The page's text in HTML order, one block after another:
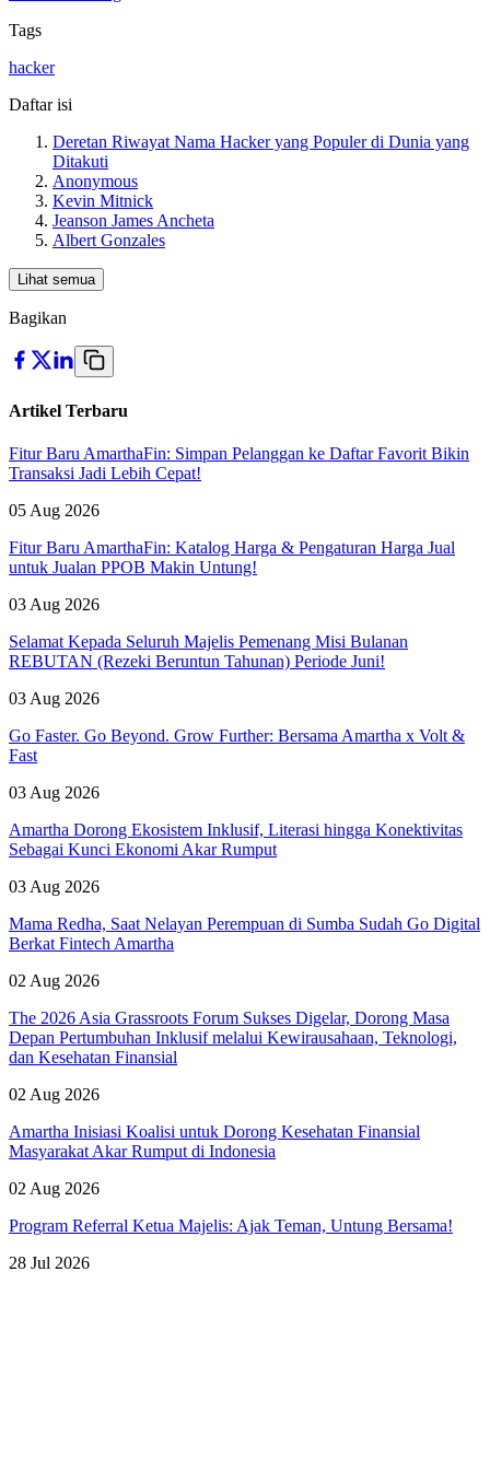
Tags
hacker
Daftar isi
Deretan Riwayat Nama Hacker yang Populer di Dunia yang
Ditakuti
Anonymous
Kevin Mitnick
Jeanson James Ancheta
Albert Gonzales
Lihat semua
Bagikan
Artikel Terbaru
Fitur Baru AmarthaFin: Simpan Pelanggan ke Daftar Favorit Bikin
Transaksi Jadi Lebih Cepat!
05 Aug 2026
Fitur Baru AmarthaFin: Katalog Harga & Pengaturan Harga Jual
untuk Jualan PPOB Makin Untung!
03 Aug 2026
Selamat Kepada Seluruh Majelis Pemenang Misi Bulanan
REBUTAN (Rezeki Beruntun Tahunan) Periode Juni!
03 Aug 2026
Go Faster. Go Beyond. Grow Further: Bersama Amartha x Volt &
Fast
03 Aug 2026
Amartha Dorong Ekosistem Inklusif, Literasi hingga Konektivitas
Sebagai Kunci Ekonomi Akar Rumput
03 Aug 2026
Mama Redha, Saat Nelayan Perempuan di Sumba Sudah Go Digital
Berkat Fintech Amartha
02 Aug 2026
The 2026 Asia Grassroots Forum Sukses Digelar, Dorong Masa
Depan Pertumbuhan Inklusif melalui Kewirausahaan, Teknologi,
dan Kesehatan Finansial
02 Aug 2026
Amartha Inisiasi Koalisi untuk Dorong Kesehatan Finansial
Masyarakat Akar Rumput di Indonesia
02 Aug 2026
Program Referral Ketua Majelis: Ajak Teman, Untung Bersama!
28 Jul 2026